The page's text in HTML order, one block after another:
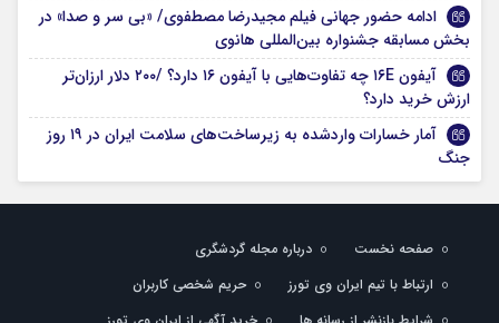
ادامه حضور جهانی فیلم مجیدرضا مصطفوی/ «بی سر و صدا» در
بخش مسابقه جشنواره بین‌المللی هانوی
آیفون ۱۶E چه تفاوت‌هایی با آیفون ۱۶ دارد؟ /۲۰۰ دلار ارزان‌تر
ارزش خرید دارد؟
آمار خسارات واردشده به زیرساخت‌های سلامت ایران در ۱۹ روز
جنگ
صفحه نخست
درباره مجله گردشگری
ارتباط با تیم ایران وی تورز
حریم شخصی کاربران